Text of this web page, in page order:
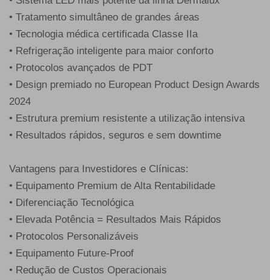
• Tratamento simultâneo de grandes áreas
• Tecnologia médica certificada Classe IIa
• Refrigeração inteligente para maior conforto
• Protocolos avançados de PDT
• Design premiado no European Product Design Awards
2024
• Estrutura premium resistente a utilização intensiva
• Resultados rápidos, seguros e sem downtime
Vantagens para Investidores e Clínicas:
• Equipamento Premium de Alta Rentabilidade
• Diferenciação Tecnológica
• Elevada Potência = Resultados Mais Rápidos
• Protocolos Personalizáveis
• Equipamento Future-Proof
• Redução de Custos Operacionais